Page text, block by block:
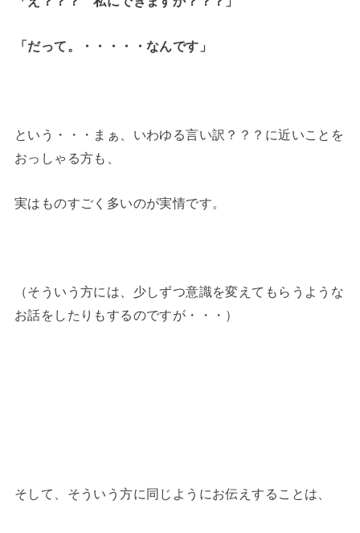
「だって。・・・・・なんです」
という・・・まぁ、いわゆる言い訳？？？に近いことを
おっしゃる方も、
実はものすごく多いのが実情です。
（そういう方には、少しずつ意識を変えてもらうような
お話をしたりもするのですが・・・）
そして、そういう方に同じようにお伝えすることは、